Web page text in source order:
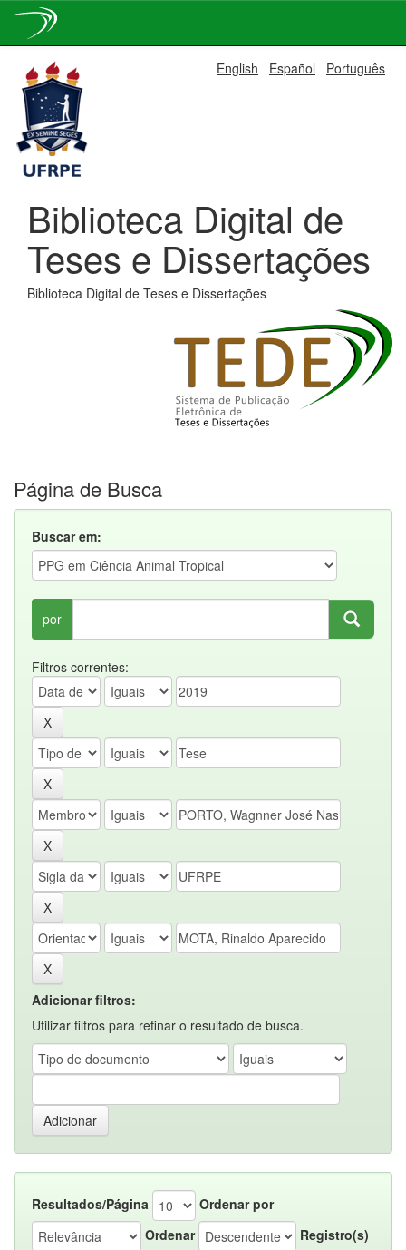
navigation
English Español Português
Biblioteca Digital de
Teses e Dissertações
Biblioteca Digital de Teses e Dissertações
Página de Busca
Buscar em:
por
Filtros correntes:
Adicionar filtros:
Utilizar filtros para refinar o resultado de busca.
Resultados/Página
Ordenar por
Ordenar
Registro(s)